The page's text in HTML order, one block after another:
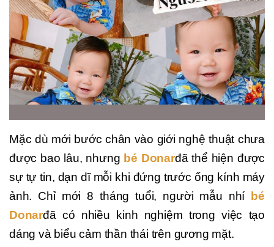
Mặc dù mới bước chân vào giới nghệ thuật chưa
được bao lâu, nhưng bé Donarđã thể hiện được
sự tự tin, dạn dĩ mỗi khi đứng trước ống kính máy
ảnh. Chỉ mới 8 tháng tuổi, người mẫu nhí bé
Donarđã có nhiều kinh nghiệm trong việc tạo
dáng và biểu cảm thần thái trên gương mặt.